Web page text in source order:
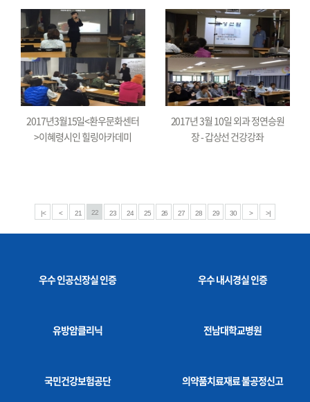
2017년3월15일<환우문화센터
>이혜령시인 힐링아카데미
2017년 3월 10일 외과 정연승원
장 - 갑상선 건강강좌
|< < 21 22 23 24 25 26 27 28 29 30 > >|
우수 인공신장실 인증 우수 내시경실 인증
유방암클리닉 전남대학교병원
국민건강보험공단 의약품치료재료 불공정신고